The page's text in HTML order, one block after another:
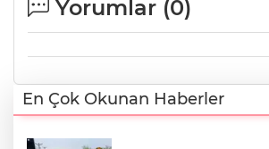
Yorumlar (0)
En Çok Okunan Haberler